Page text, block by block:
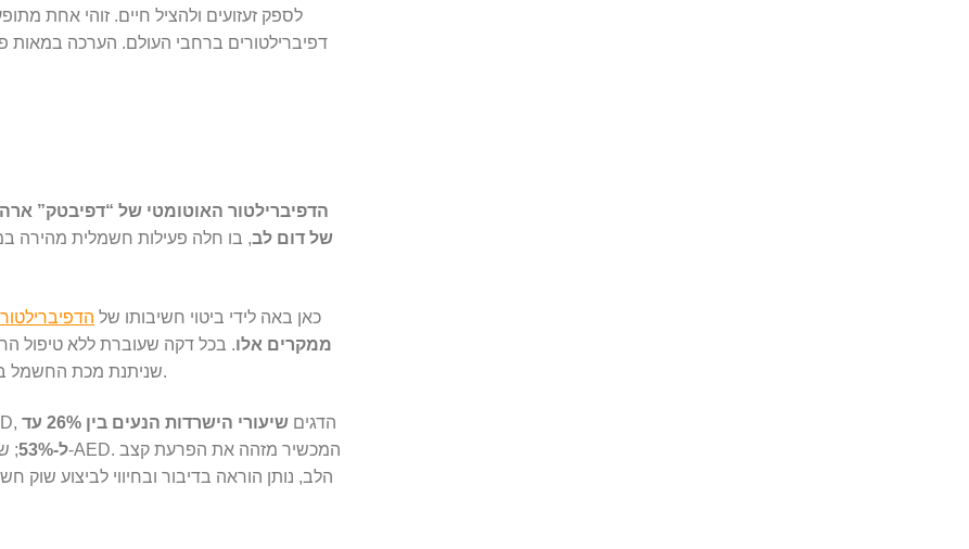
לספק זעזועים ולהציל חיים. זוהי אחת
דפיברילטורים ברחבי העולם. הערכה במאות
הדפיברילטור האוטומטי של “דפיבטק”
של דום לב, בו חלה פעילות חשמלית מהירה
כאן באה לידי ביטוי חשיבותו של הדפיברילטור
ממקרים אלו
שניתנת מכת החשמל בשלב מוקדם יותר, כך גדלים סיכוייו של החולה שלקה בלבו לשרוד.
ניסיון שנאסף בעולם במחקרים שונים, בהם נבדק השימוש ב- AED, הדגים
שיעורי הישרדות הנעים בין 26% עד
ל-53%
הלב, נותן הוראה בדיבור ובחיווי לביצוע